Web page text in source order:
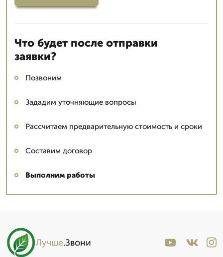
Что будет после отправки
заявки?
Позвоним
Зададим уточняющие вопросы
Рассчитаем предварительную стоимость и сроки
Составим договор
Выполним работы
Лучше.Звони